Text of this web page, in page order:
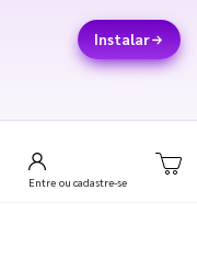
Instalar
Entre ou cadastre-se